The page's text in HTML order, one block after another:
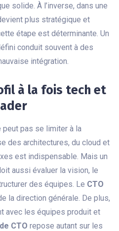
solide. À l’inverse, dans une
plus stratégique et
étape est déterminante. Un
conduit souvent à des
intégration.
à la fois tech et
peut pas se limiter à la
des architectures, du cloud et
est indispensable. Mais un
aussi évaluer la vision, le
des équipes. Le CTO
la direction générale. De plus,
avec les équipes produit et
CTO repose autant sur les